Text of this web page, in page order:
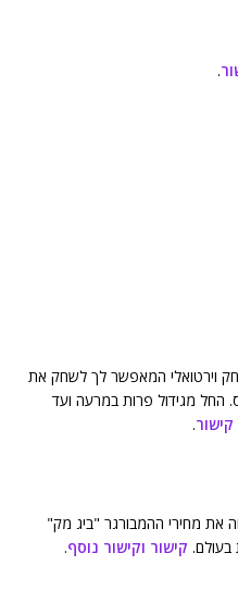
.
וירטואלי המאפשר לך לשחק את
מגידול פרות במרעה ועד
קישור.
את מחירי ההמבורגר "ביג מק"
קישור וקישור נוסף.